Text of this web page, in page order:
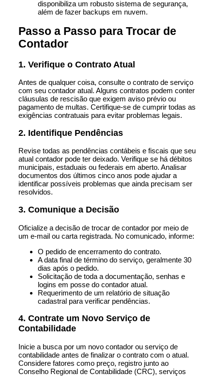
disponibiliza um robusto sistema de segurança,
além de fazer backups em nuvem.
Passo a Passo para Trocar de
Contador
1. Verifique o Contrato Atual
Antes de qualquer coisa, consulte o contrato de serviço
com seu contador atual. Alguns contratos podem conter
cláusulas de rescisão que exigem aviso prévio ou
pagamento de multas. Certifique-se de cumprir todas as
exigências contratuais para evitar problemas legais.
2. Identifique Pendências
Revise todas as pendências contábeis e fiscais que seu
atual contador pode ter deixado. Verifique se há débitos
municipais, estaduais ou federais em aberto. Analisar
documentos dos últimos cinco anos pode ajudar a
identificar possíveis problemas que ainda precisam ser
resolvidos.
3. Comunique a Decisão
Oficialize a decisão de trocar de contador por meio de
um e-mail ou carta registrada. No comunicado, informe:
O pedido de encerramento do contrato.
A data final de término do serviço, geralmente 30
dias após o pedido.
Solicitação de toda a documentação, senhas e
logins em posse do contador atual.
Requerimento de um relatório de situação
cadastral para verificar pendências.
4. Contrate um Novo Serviço de
Contabilidade
Inicie a busca por um novo contador ou serviço de
contabilidade antes de finalizar o contrato com o atual.
Considere fatores como preço, registro junto ao
Conselho Regional de Contabilidade (CRC), serviços